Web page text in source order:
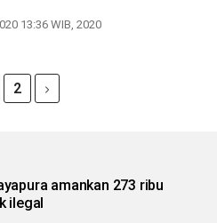
13:36 WIB, 2020
2
amankan 273 ribu
ilegal